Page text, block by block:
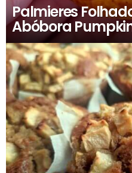
Palmieres
Abóbora